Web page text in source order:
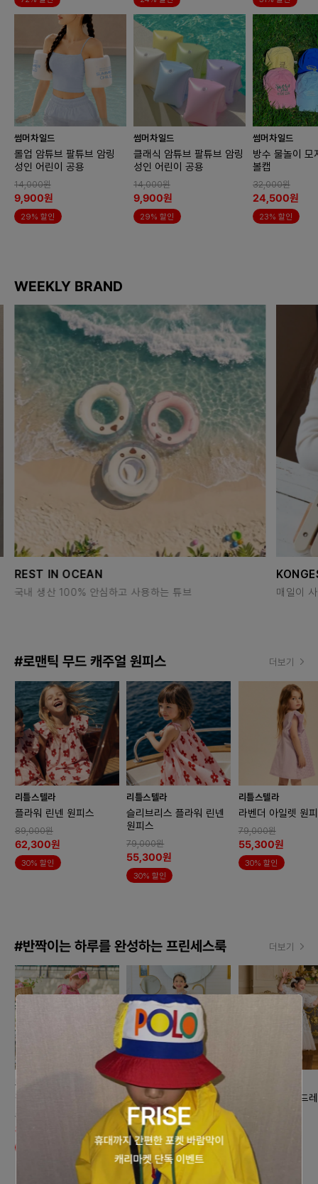
썸머차일드
롤업 암튜브 팔튜브 암링
성인 어린이 공용
14,000원
9,900원
29% 할인
썸머차일드
클래식 암튜브 팔튜브 암링
성인 어린이 공용
14,000원
9,900원
29% 할인
썸머차일드
방수 물놀이 모
볼캡
32,000원
24,500원
23% 할인
WEEKLY BRAND
REST IN OCEAN
국내 생산 100% 안심하고 사용하는 튜브 매일이
#로맨틱 무드 캐주얼 원피스 더보기
리틀스텔라
플라워 린넨 원피스
89,000원
62,300원
30% 할인
리틀스텔라
슬리브리스 플라워 린넨
원피스
79,000원
55,300원
30% 할인
리틀스텔라
라벤더 아일렛 원
79,000원
55,300원
30% 할인
#반짝이는 하루를 완성하는 프린세스룩 더보기
핑크 화원 원피스
89,000원
80,100원
노엘드엠마
피오니 드레스(엘사화이
트)
199,000원
별빛 세레나데 드
168,000원